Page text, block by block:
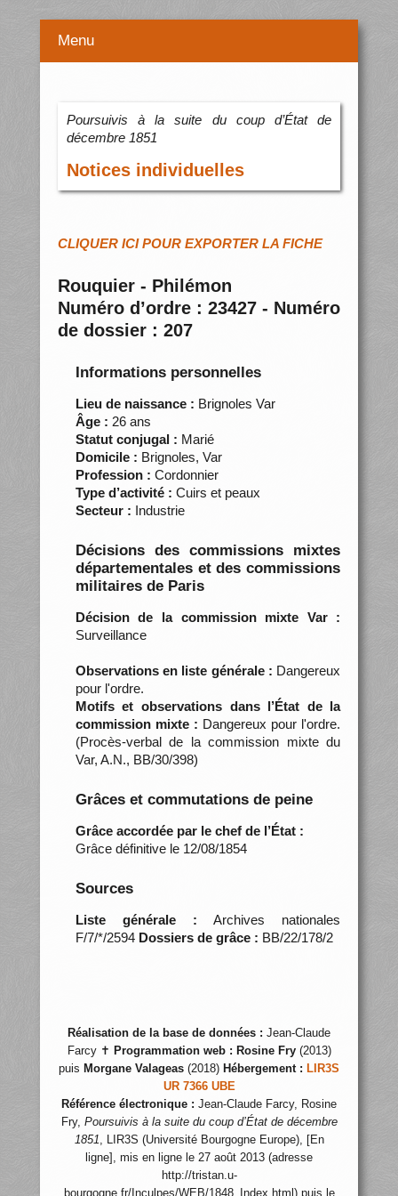
Menu
Poursuivis à la suite du coup d’État de
décembre 1851
Notices individuelles
CLIQUER ICI POUR EXPORTER LA FICHE
Rouquier - Philémon
Numéro d’ordre : 23427 - Numéro
de dossier : 207
Informations personnelles
Lieu de naissance : Brignoles Var
Âge : 26 ans
Statut conjugal : Marié
Domicile : Brignoles, Var
Profession : Cordonnier
Type d’activité : Cuirs et peaux
Secteur : Industrie
Décisions des commissions mixtes
départementales et des commissions
militaires de Paris
Décision de la commission mixte Var :
Surveillance
Observations en liste générale : Dangereux
pour l'ordre.
Motifs et observations dans l’État de la
commission mixte : Dangereux pour l'ordre.
(Procès-verbal de la commission mixte du
Var, A.N., BB/30/398)
Grâces et commutations de peine
Grâce accordée par le chef de l’État :
Grâce définitive le 12/08/1854
Sources
Liste générale : Archives nationales
F/7/*/2594 Dossiers de grâce : BB/22/178/2
Réalisation de la base de données : Jean-Claude
Farcy ✝ Programmation web : Rosine Fry(2013)
puis Morgane Valageas (2018) Hébergement : LIR3S
UR 7366 UBE
Référence électronique : Jean-Claude Farcy, Rosine
Fry, Poursuivis à la suite du coup d’État de décembre
1851, LIR3S (Université Bourgogne Europe), [En
ligne], mis en ligne le 27 août 2013 (adresse
http://tristan.u-
bourgogne.fr/Inculpes/WEB/1848_Index.html) puis le